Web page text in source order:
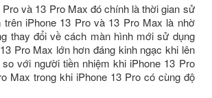
và 13 Pro Max đó chính là thời gian sử
iPhone 13 Pro và 13 Pro Max là nhờ
thay đổi về cách màn hình mới sử dụng
Pro Max lớn hơn đáng kinh ngạc khi lên
với người tiền nhiệm khi iPhone 13 Pro
Max trong khi iPhone 13 Pro có cùng độ